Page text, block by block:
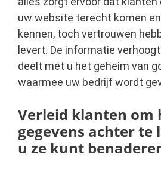
uw website terecht komen
kennen, toch vertrouwen
levert. De informatie
deelt met u het geheim van
waarmee uw bedrijf wordt
Verleid klanten om
gegevens achter te
u ze kunt